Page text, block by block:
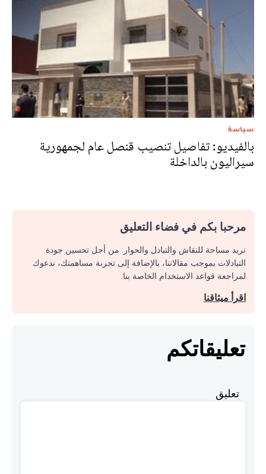
سياسة
بالفيديو: تفاصيل تنصيب قنصل عام لجمهورية
سيراليون بالداخلة
مرحبا بكم في فضاء التعليق
نريد مساحة للنقاش والتبادل والحوار. من أجل تحسين جودة
التبادلات بموجب مقالاتنا، بالإضافة إلى تجربة مساهمتك، ندعوك
لمراجعة قواعد الاستخدام الخاصة بنا.
اقرأ ميثاقنا
تعليقاتكم
تعليق